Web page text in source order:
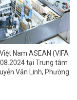
Nam ASEAN (VIFA
tại Trung tâm
Văn Linh, Phường